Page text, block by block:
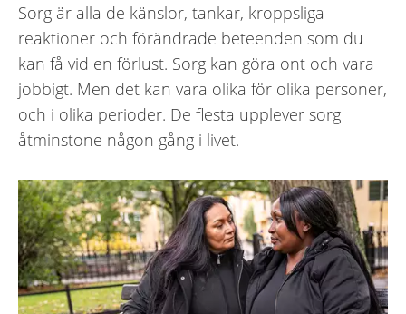
Sorg är alla de känslor, tankar, kroppsliga
reaktioner och förändrade beteenden som du
kan få vid en förlust. Sorg kan göra ont och vara
jobbigt. Men det kan vara olika för olika personer,
och i olika perioder. De flesta upplever sorg
åtminstone någon gång i livet.